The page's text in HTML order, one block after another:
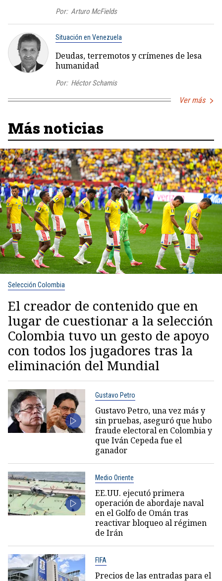
Por: Arturo McFields
Situación en Venezuela
Deudas, terremotos y crímenes de lesa
humanidad
Por: Héctor Schamis
Ver más
Más noticias
Selección Colombia
El creador de contenido que en
lugar de cuestionar a la selección
Colombia tuvo un gesto de apoyo
con todos los jugadores tras la
eliminación del Mundial
Gustavo Petro
Gustavo Petro, una vez más y
sin pruebas, aseguró que hubo
fraude electoral en Colombia y
que Iván Cepeda fue el
ganador
Medio Oriente
EE.UU. ejecutó primera
operación de abordaje naval
en el Golfo de Omán tras
reactivar bloqueo al régimen
de Irán
FIFA
Precios de las entradas para el